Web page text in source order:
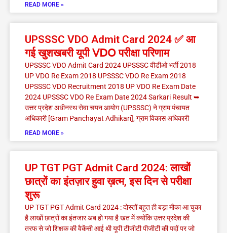
READ MORE »
UPSSSC VDO Admit Card 2024 ✅ आ
गई खुशखबरी यूपी 𝖵𝖣𝖮 परीक्षा परिणाम
UPSSSC VDO Admit Card 2024 UPSSSC वीडीओ भर्ती 2018
UP VDO Re Exam 2018 UPSSSC VDO Re Exam 2018
UPSSSC VDO Recruitment 2018 UP VDO Re Exam Date
2024 UPSSSC VDO Re Exam Date 2024 Sarkari Result ➥
उत्तर प्रदेश अधीनस्थ सेवा चयन आयोग (UPSSSC) ने ग्राम पंचायत
अधिकारी [Gram Panchayat Adhikari], ग्राम विकास अधिकारी
READ MORE »
UP TGT PGT Admit Card 2024: लाखों
छात्रों का इंतज़ार हुवा ख़त्म, इस दिन से परीक्षा
शुरू
UP TGT PGT Admit Card 2024 : दोस्तों बहुत ही बड़ा मौका आ चुका
है लाखों छात्रों का इंतजार अब हो गया है खत में क्योंकि उत्तर प्रदेश की
तरफ से जो शिक्षक की वैकेंसी आई थी यूपी टीजीटी पीजीटी की पदों पर जो